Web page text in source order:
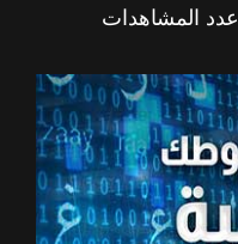
عدد المشاهدات